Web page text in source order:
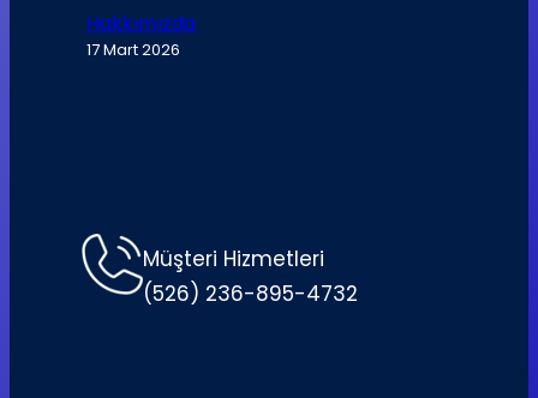
Hakkımızda
17 Mart 2026
Müşteri Hizmetleri
(526) 236-895-4732